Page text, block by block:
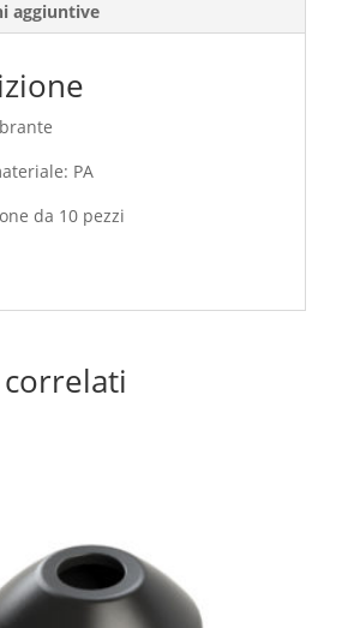
aggiuntive
PA
da 10 pezzi